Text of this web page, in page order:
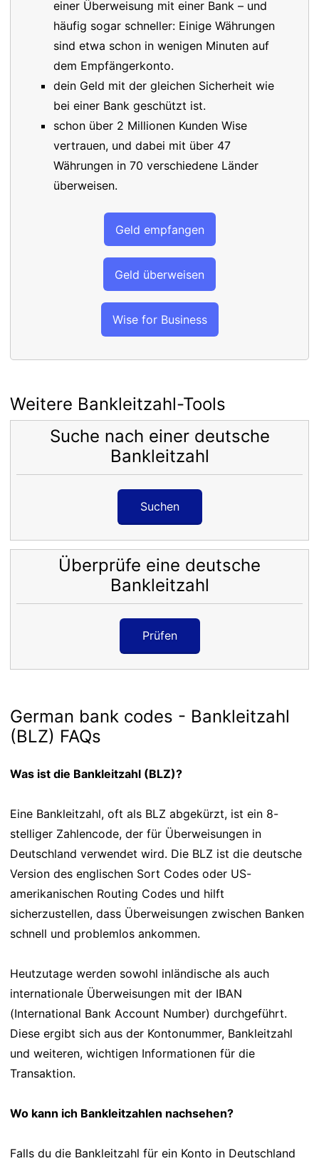
einer Überweisung mit einer Bank – und
häufig sogar schneller: Einige Währungen
sind etwa schon in wenigen Minuten auf
dem Empfängerkonto.
dein Geld mit der gleichen Sicherheit wie
bei einer Bank geschützt ist.
schon über 2 Millionen Kunden Wise
vertrauen, und dabei mit über 47
Währungen in 70 verschiedene Länder
überweisen.
Geld empfangen
Geld überweisen
Wise for Business
Weitere Bankleitzahl-Tools
Suche nach einer deutsche
Bankleitzahl
Suchen
Überprüfe eine deutsche
Bankleitzahl
Prüfen
German bank codes - Bankleitzahl
(BLZ) FAQs
Was ist die Bankleitzahl (BLZ)?
Eine Bankleitzahl, oft als BLZ abgekürzt, ist ein 8-
stelliger Zahlencode, der für Überweisungen in
Deutschland verwendet wird. Die BLZ ist die deutsche
Version des englischen Sort Codes oder US-
amerikanischen Routing Codes und hilft
sicherzustellen, dass Überweisungen zwischen Banken
schnell und problemlos ankommen.
Heutzutage werden sowohl inländische als auch
internationale Überweisungen mit der IBAN
(International Bank Account Number) durchgeführt.
Diese ergibt sich aus der Kontonummer, Bankleitzahl
und weiteren, wichtigen Informationen für die
Transaktion.
Wo kann ich Bankleitzahlen nachsehen?
Falls du die Bankleitzahl für ein Konto in Deutschland